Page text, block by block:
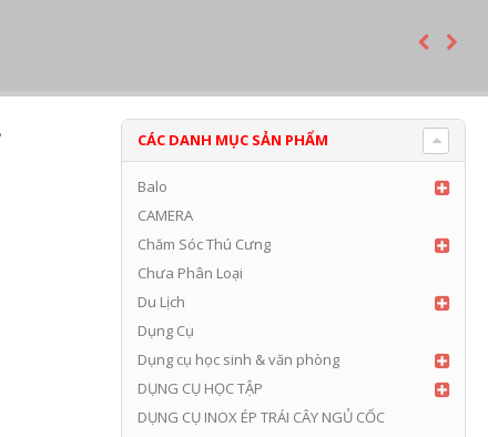
CÁC DANH MỤC SẢN PHẨM
Balo
CAMERA
Chăm Sóc Thú Cưng
Chưa Phân Loại
Du Lịch
Dụng Cụ
Dụng cụ học sinh & văn phòng
DỤNG CỤ HỌC TẬP
DỤNG CỤ INOX ÉP TRÁI CÂY NGỦ CỐC